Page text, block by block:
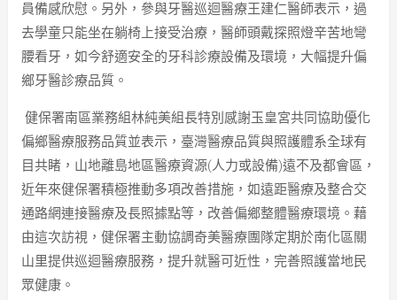
員備感欣慰。另外，參與牙醫巡迴醫療王建仁醫師表示，過
去學童只能坐在躺椅上接受治療，醫師頭戴探照燈辛苦地彎
腰看牙，如今舒適安全的牙科診療設備及環境，大幅提升偏
鄉牙醫診療品質。
健保署南區業務組林純美組長特別感謝玉皇宮共同協助優化
偏鄉醫療服務品質並表示，臺灣醫療品質與照護體系全球有
目共睹，山地離島地區醫療資源(人力或設備)遠不及都會區，
近年來健保署積極推動多項改善措施，如遠距醫療及整合交
通路網連接醫療及長照據點等，改善偏鄉整體醫療環境。藉
由這次訪視，健保署主動協調奇美醫療團隊定期於南化區關
山里提供巡迴醫療服務，提升就醫可近性，完善照護當地民
眾健康。